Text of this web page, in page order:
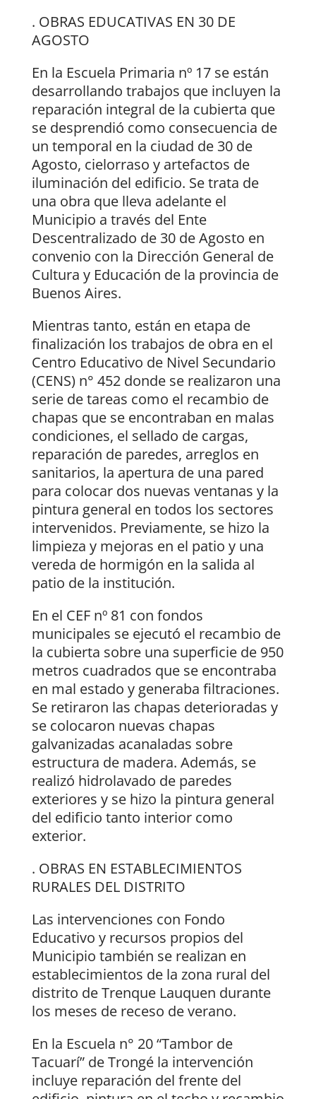
. OBRAS EDUCATIVAS EN 30 DE
AGOSTO
En la Escuela Primaria nº 17 se están
desarrollando trabajos que incluyen la
reparación integral de la cubierta que
se desprendió como consecuencia de
un temporal en la ciudad de 30 de
Agosto, cielorraso y artefactos de
iluminación del edificio. Se trata de
una obra que lleva adelante el
Municipio a través del Ente
Descentralizado de 30 de Agosto en
convenio con la Dirección General de
Cultura y Educación de la provincia de
Buenos Aires.
Mientras tanto, están en etapa de
finalización los trabajos de obra en el
Centro Educativo de Nivel Secundario
(CENS) n° 452 donde se realizaron una
serie de tareas como el recambio de
chapas que se encontraban en malas
condiciones, el sellado de cargas,
reparación de paredes, arreglos en
sanitarios, la apertura de una pared
para colocar dos nuevas ventanas y la
pintura general en todos los sectores
intervenidos. Previamente, se hizo la
limpieza y mejoras en el patio y una
vereda de hormigón en la salida al
patio de la institución.
En el CEF nº 81 con fondos
municipales se ejecutó el recambio de
la cubierta sobre una superficie de 950
metros cuadrados que se encontraba
en mal estado y generaba filtraciones.
Se retiraron las chapas deterioradas y
se colocaron nuevas chapas
galvanizadas acanaladas sobre
estructura de madera. Además, se
realizó hidrolavado de paredes
exteriores y se hizo la pintura general
del edificio tanto interior como
exterior.
. OBRAS EN ESTABLECIMIENTOS
RURALES DEL DISTRITO
Las intervenciones con Fondo
Educativo y recursos propios del
Municipio también se realizan en
establecimientos de la zona rural del
distrito de Trenque Lauquen durante
los meses de receso de verano.
En la Escuela n° 20 “Tambor de
Tacuarí” de Trongé la intervención
incluye reparación del frente del